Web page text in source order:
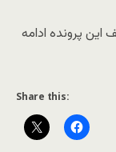
پرونده ادامه
Share this: